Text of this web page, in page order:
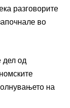
разговорите
во
дел од
на